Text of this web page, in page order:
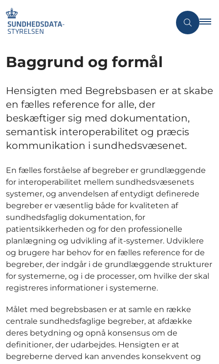
Baggrund og formål
Hensigten med Begrebsbasen er at skabe
en fælles reference for alle, der
beskæftiger sig med dokumentation,
semantisk interoperabilitet og præcis
kommunikation i sundhedsvæsenet.
En fælles forståelse af begreber er grundlæggende
for interoperabilitet mellem sundhedsvæsenets
systemer, og anvendelsen af entydigt definerede
begreber er væsentlig både for kvaliteten af
sundhedsfaglig dokumentation, for
patientsikkerheden og for den professionelle
planlægning og udvikling af it-systemer. Udviklere
og brugere har behov for en fælles reference for de
begreber, der indgår i de grundlæggende strukturer
for systemerne, og i de processer, om hvilke der skal
registreres informationer i systemerne.
Målet med begrebsbasen er at samle en række
centrale sundhedsfaglige begreber, at afdække
deres betydning og opnå konsensus om de
definitioner, der udarbejdes. Hensigten er at
begreberne derved kan anvendes konsekvent og